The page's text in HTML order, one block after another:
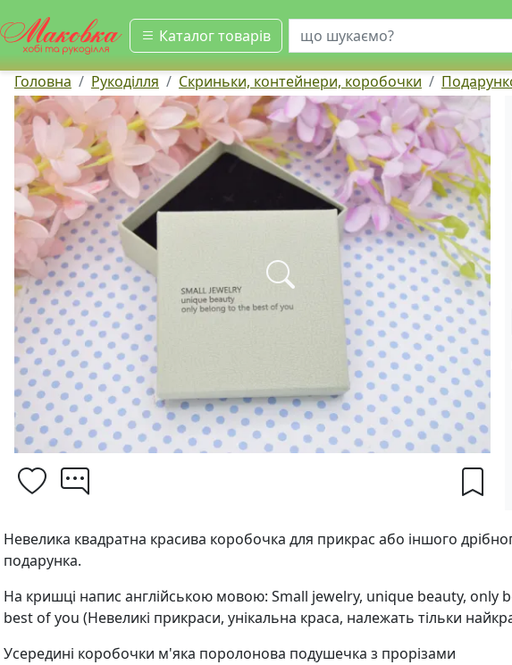
Каталог товарів
шукати
Головна Рукоділля Скриньки, контейнери, коробочки
Невелика квадратна красива коробочка для прикрас або іншого
подарунка.
На кришці напис англійською мовою: Small jewelry, unique beauty, only
best of you (Невеликі прикраси, унікальна краса, належать тільки
Усередині коробочки м'яка поролонова подушечка з прорізами